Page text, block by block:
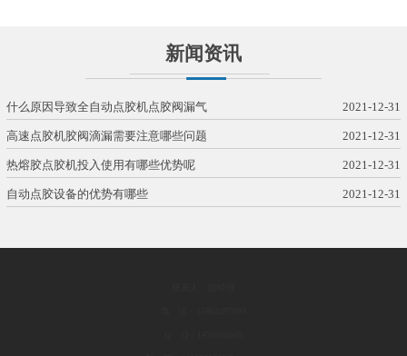
新闻资讯
什么原因导致全自动点胶机点胶阀漏气 2021-12-31
高速点胶机胶阀滴漏需要注意哪些问题 2021-12-31
热熔胶点胶机投入使用有哪些优势呢 2021-12-31
自动点胶设备的优势有哪些 2021-12-31